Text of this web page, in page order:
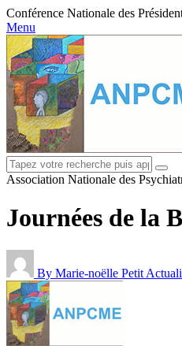
Conférence Nationale des
Menu
Association Nationale des
Journées de la
By Marie-noëlle Petit